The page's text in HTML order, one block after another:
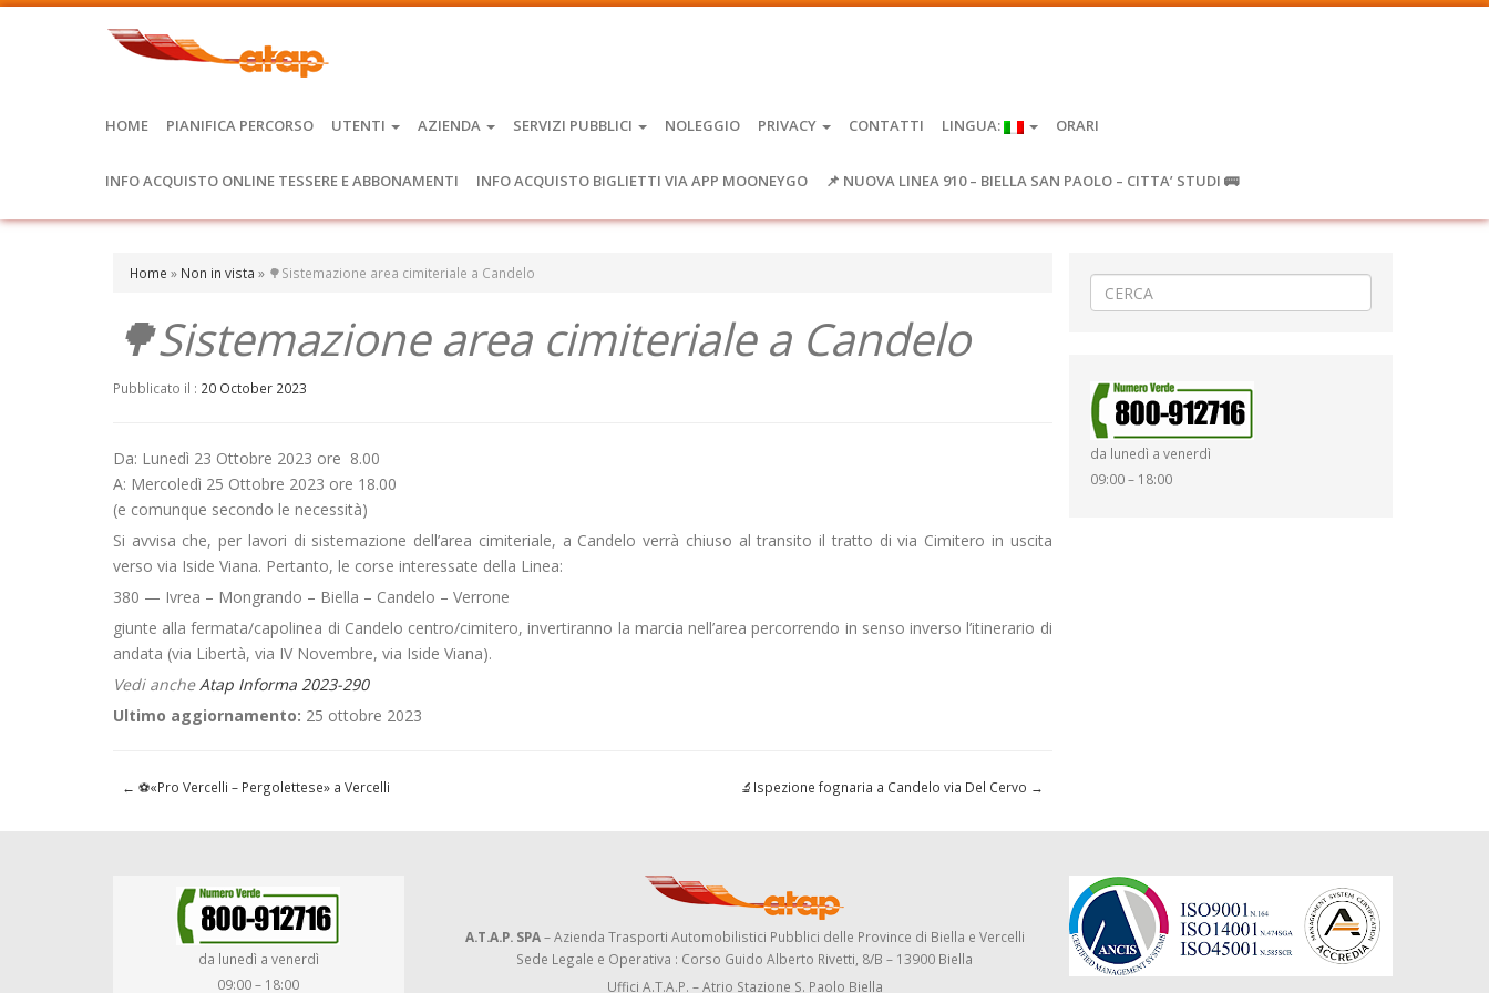
HOME PIANIFICA PERCORSO UTENTI AZIENDA SERVIZI PUBBLICI NOLEGGIO PRIVACY CONTATTI LINGUA: ORARI
INFO ACQUISTO ONLINE TESSERE E ABBONAMENTI INFO ACQUISTO BIGLIETTI VIA APP MOONEYGO 📌 NUOVA LINEA 910 – BIELLA SAN PAOLO – CITTA’ STUDI 🚌
Home » Non in vista » 🌳Sistemazione area cimiteriale a Candelo
🌳Sistemazione area cimiteriale a Candelo
Pubblicato il : 20 October 2023
Da: Lunedì 23 Ottobre 2023 ore 8.00
A: Mercoledì 25 Ottobre 2023 ore 18.00
(e comunque secondo le necessità)
Si avvisa che, per lavori di sistemazione dell’area cimiteriale, a Candelo verrà chiuso al transito il tratto di via Cimitero in uscita
verso via Iside Viana. Pertanto, le corse interessate della Linea:
380 — Ivrea – Mongrando – Biella – Candelo – Verrone
giunte alla fermata/capolinea di Candelo centro/cimitero, invertiranno la marcia nell’area percorrendo in senso inverso l’itinerario di
andata (via Libertà, via IV Novembre, via Iside Viana).
Vedi ancheAtap Informa 2023-290
Ultimo aggiornamento: 25 ottobre 2023
← ⚽«Pro Vercelli – Pergolettese» a Vercelli 🔬Ispezione fognaria a Candelo via Del Cervo →
da lunedì a venerdì
09:00 – 18:00
da lunedì a venerdì
09:00 – 18:00
A.T.A.P. SPA– Azienda Trasporti Automobilistici Pubblici delle Province di Biella e Vercelli
Sede Legale e Operativa : Corso Guido Alberto Rivetti, 8/B – 13900 Biella
Uffici A.T.A.P. – Atrio Stazione S. Paolo Biella